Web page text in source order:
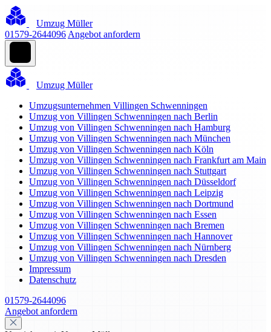
Umzug Müller
01579-2644096 Angebot anfordern
Umzug Müller
Umzugsunternehmen Villingen Schwenningen
Umzug von Villingen Schwenningen nach Berlin
Umzug von Villingen Schwenningen nach Hamburg
Umzug von Villingen Schwenningen nach München
Umzug von Villingen Schwenningen nach Köln
Umzug von Villingen Schwenningen nach Frankfurt am Main
Umzug von Villingen Schwenningen nach Stuttgart
Umzug von Villingen Schwenningen nach Düsseldorf
Umzug von Villingen Schwenningen nach Leipzig
Umzug von Villingen Schwenningen nach Dortmund
Umzug von Villingen Schwenningen nach Essen
Umzug von Villingen Schwenningen nach Bremen
Umzug von Villingen Schwenningen nach Hannover
Umzug von Villingen Schwenningen nach Nürnberg
Umzug von Villingen Schwenningen nach Dresden
Impressum
Datenschutz
01579-2644096
Angebot anfordern